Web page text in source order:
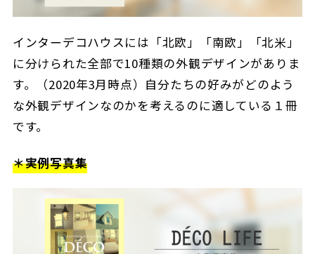
インターデコハウスには「北欧」「南欧」「北米」
に分けられた全部で10種類の外観デザインがありま
す。（2020年3月時点）自分たちの好みがどのよう
な外観デザインなのかを考えるのに適している１冊
です。
＊実例写真集